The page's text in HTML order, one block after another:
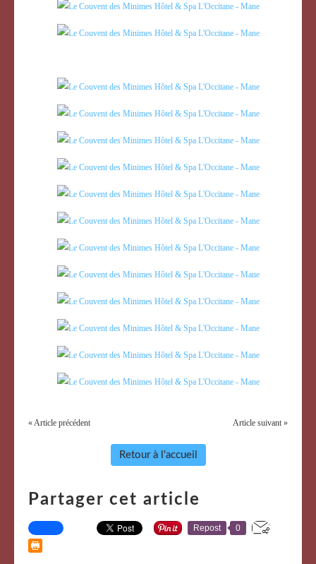
« Article précédent Article suivant »
Retour à l'accueil
Partager cet article
Repost 0